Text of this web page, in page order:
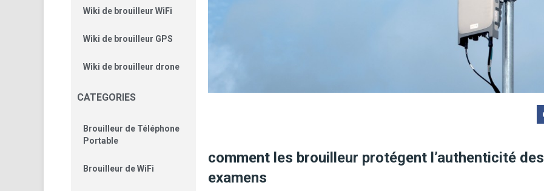
Wiki de brouilleur WiFi
Wiki de brouilleur GPS
Wiki de brouilleur drone
CATEGORIES
Brouilleur de Téléphone
Portable
Brouilleur de WiFi
comment les brouilleur protégent l’authenticité des
examens